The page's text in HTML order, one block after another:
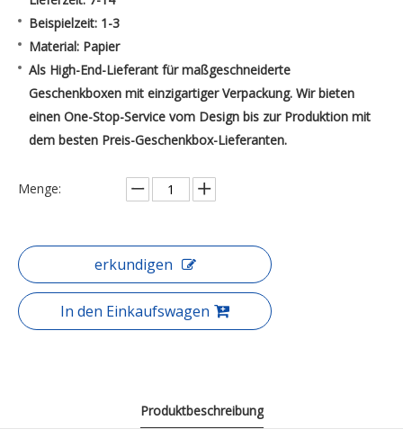
Beispielzeit: 1-3
Material: Papier
Als High-End-Lieferant für maßgeschneiderte
Geschenkboxen mit einzigartiger Verpackung. Wir bieten
einen One-Stop-Service vom Design bis zur Produktion mit
dem besten Preis-Geschenkbox-Lieferanten.
Menge:
erkundigen
In den Einkaufswagen
Produktbeschreibung